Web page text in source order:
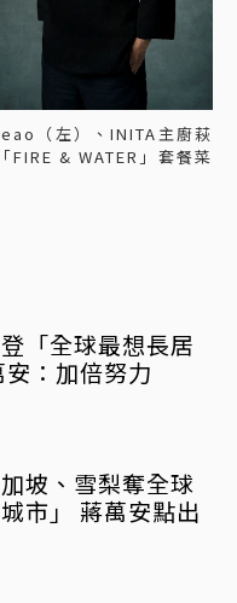
（左）、INITA主廚萩
FIRE & WATER」套餐菜
「全球最想長居
：加倍努力
坡、雪梨奪全球
萬安點出